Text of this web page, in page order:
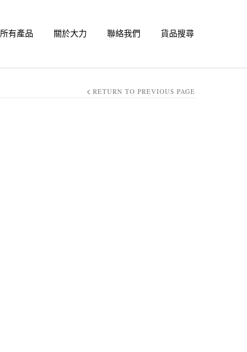
所有產品 關於大力 聯絡我們 貨品搜尋
RETURN TO PREVIOUS PAGE